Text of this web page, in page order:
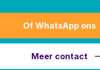
Of WhatsApp ons
Meer contact